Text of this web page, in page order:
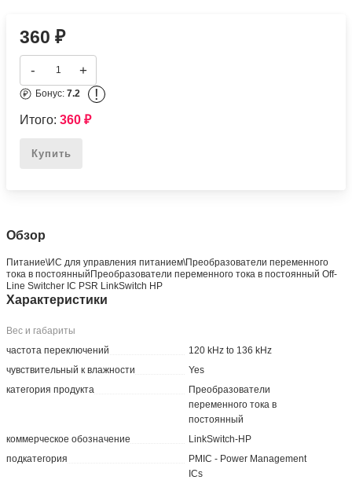
360₽
- +
Бонус:7.2 !
Итого:360₽
Купить
Обзор
Питание\ИС для управления питанием\Преобразователи переменного
тока в постоянныйПреобразователи переменного тока в постоянный Off-
Line Switcher IC PSR LinkSwitch HP
Характеристики
Вес и габариты
частота переключений
120 kHz to 136 kHz
чувствительный к влажности
Yes
категория продукта
Преобразователи
переменного тока в
постоянный
коммерческое обозначение
LinkSwitch-HP
подкатегория
PMIC - Power Management
ICs